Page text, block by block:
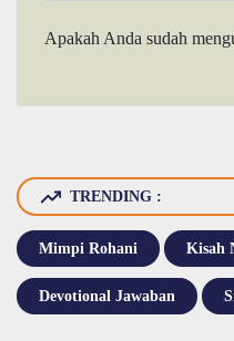
Apakah Anda sudah
TRENDING :
Mimpi Rohani Kisah
Devotional Jawaban